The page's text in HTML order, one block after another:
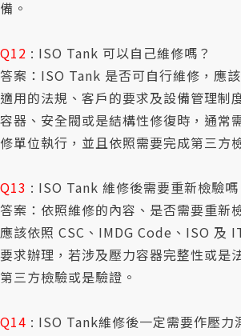
備。
Q12 : ISO Tank 可以自己維修嗎？
答案：ISO Tank 是否可自行維修，應
適用的法規、客戶的要求及設備管理制
容器、安全閥或是結構性修復時，通常
修單位執行，並且依照需要完成第三方
Q13 : ISO Tank 維修後需要重新檢驗嗎
答案：依照維修的內容、是否需要重新
應該依照 CSC、IMDG Code、ISO 及
要求辦理，若涉及壓力容器完整性或是
第三方檢驗或是驗證。
Q14 : ISO Tank維修後一定需要作壓力